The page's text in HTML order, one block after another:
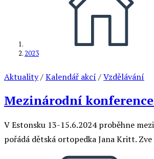
2023
Aktuality/Kalendář akcí /Vzdělávání
Mezinárodní konference
V Estonsku 13-15.6.2024 proběhne
pořádá dětská ortopedka Jana Kritt.